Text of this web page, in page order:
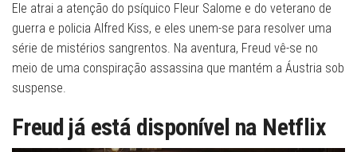
Ele atrai a atenção do psíquico Fleur Salome e do veterano de
guerra e policia Alfred Kiss, e eles unem-se para resolver uma
série de mistérios sangrentos. Na aventura, Freud vê-se no
meio de uma conspiração assassina que mantém a Áustria sob
suspense.
Freud já está disponível na Netflix